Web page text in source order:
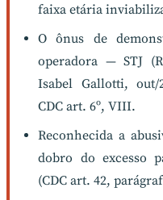
faixa etária
O ônus de
operadora — STJ
Isabel Gallotti, out/
CDC art. 6º, VIII.
Reconhecida a
dobro do excesso
(CDC art. 42,